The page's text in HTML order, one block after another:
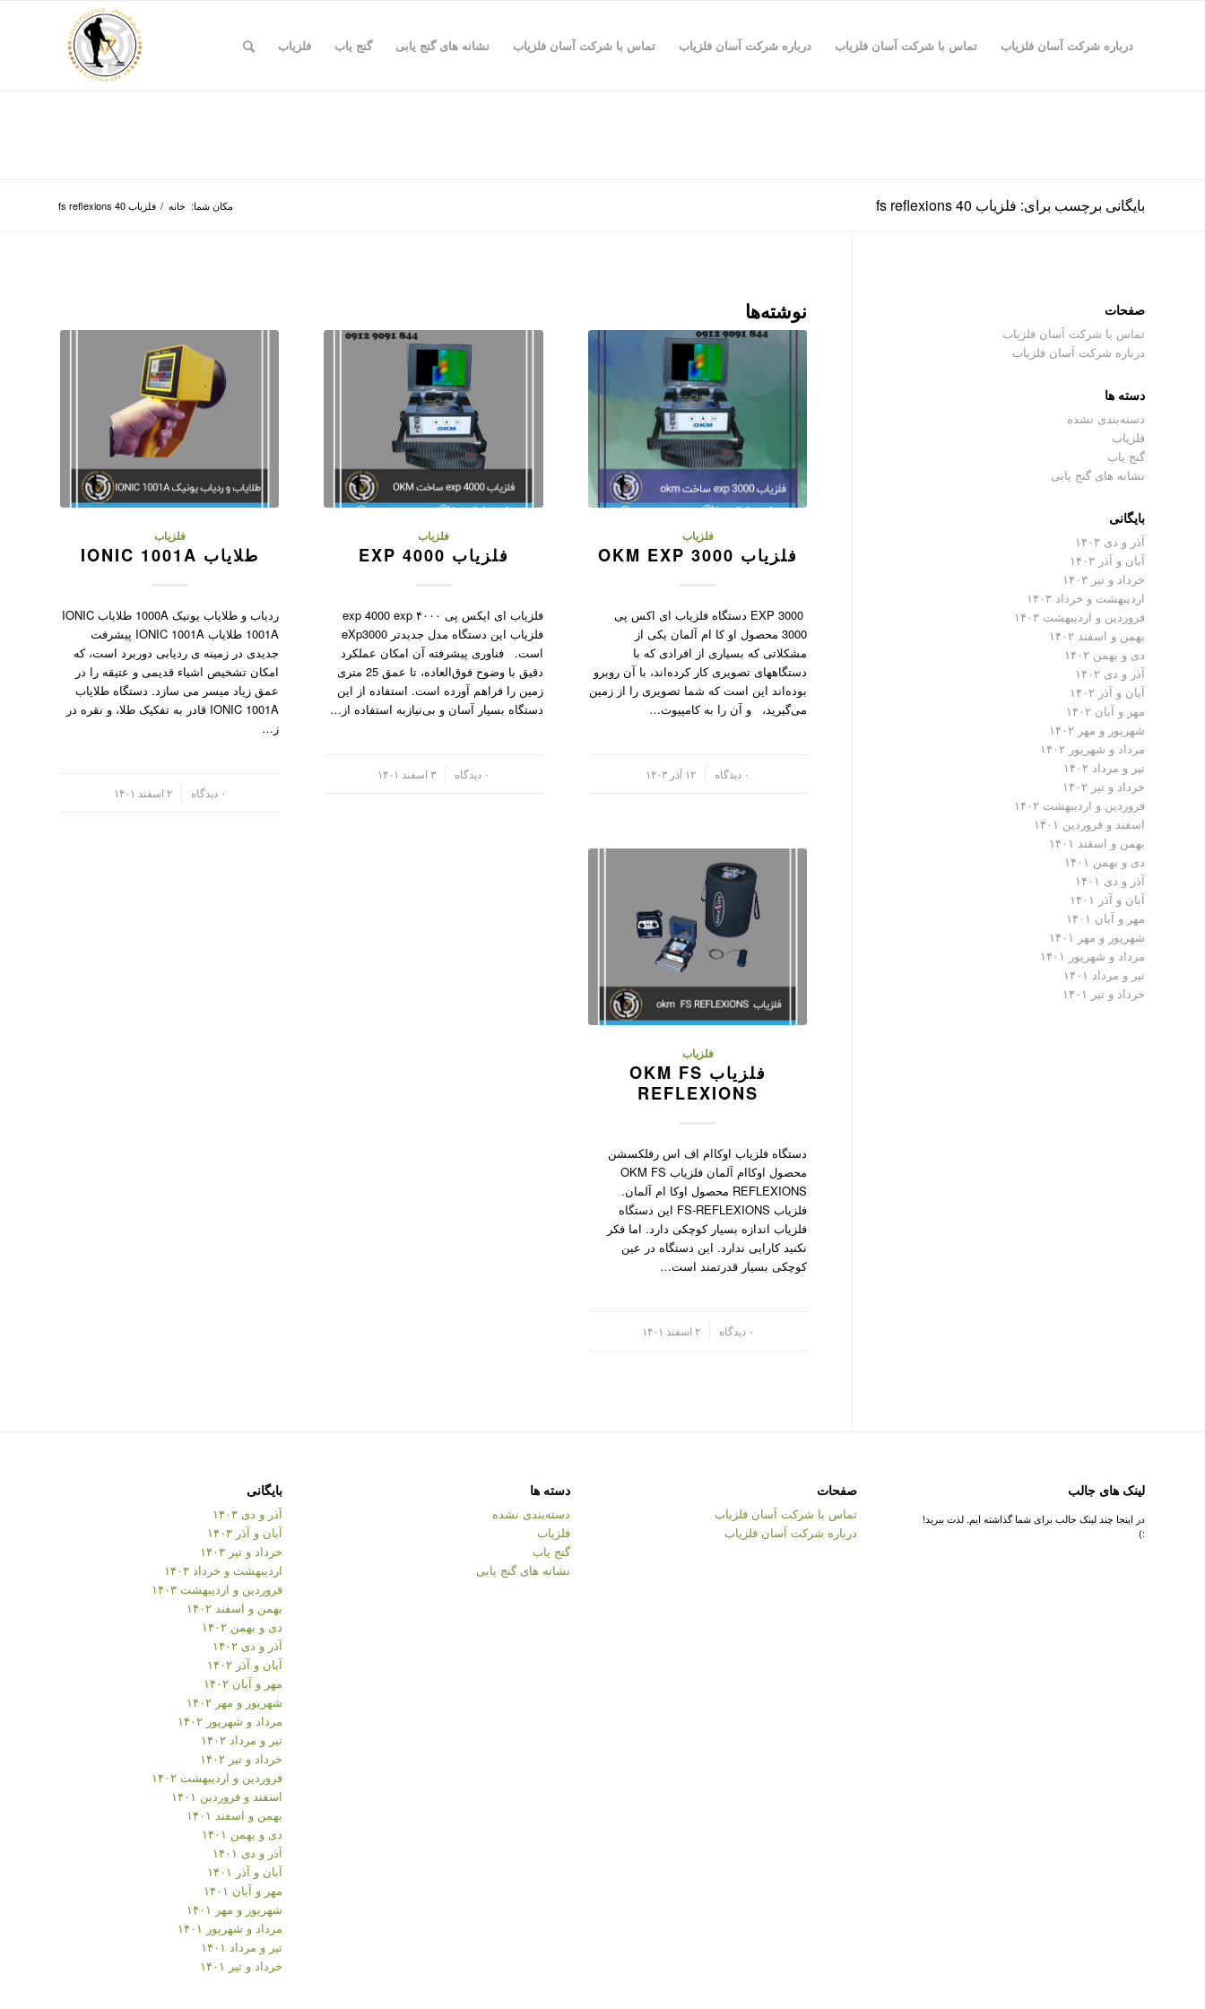
درباره شرکت آسان فلزیاب تماس با شرکت آسان فلزیاب درباره شرکت آسان فلزیاب تماس با شرکت آسان فلزیاب نشانه های گنج یابی گنج یاب فلزیاب
بایگانی برچسب برای: فلزیاب fs reflexions 40 مکان شما: خانه / فلزیاب fs reflexions 40
نوشته‌ها
فلزیاب
فلزیاب OKM EXP 3000
EXP 3000 دستگاه فلزیاب ای اکس پی
3000 محصول او کا ام آلمان یکی از
مشکلاتی که بسیاری از افرادی که با
دستگاههای تصویری کار کرده‌اند، با آن روبرو
بوده‌اند این است که شما تصویری را از زمین
می‌گیرید، و آن را به کامپیو‌ت…
۰ دیدگاه ۱۲ آذر ۱۴۰۳
فلزیاب
فلزیاب 4000 EXP
فلزیاب ای ایکس پی ۴۰۰۰ exp 4000 exp
فلزیاب این دستگاه مدل جدیدتر eXp3000
است. فناوری پیشرفته آن امکان عملکرد
دقیق با وضوح فوق‌العاده، تا عمق 25 متری
زمین را فراهم آورده است. استفاده از این
دستگاه بسیار آسان و بی‌نیازبه استفاده از…
۰ دیدگاه ۳ اسفند ۱۴۰۱
فلزیاب
طلایاب IONIC 1001A
ردیاب و طلایاب یونیک 1000A طلایاب IONIC
1001A طلایاب IONIC 1001A پیشرفت
جدیدی در زمینه ی ردیابی دوربرد است، که
امکان تشخیص اشیاء قدیمی و عتیقه را در
عمق زیاد میسر می سازد. دستگاه طلایاب
IONIC 1001A قادر به تفکیک طلا، و نقره در
ز…
۰ دیدگاه ۲ اسفند ۱۴۰۱
فلزیاب
فلزیاب OKM FS
REFLEXIONS
دستگاه فلزیاب اوکاام اف اس رفلکسشن
محصول اوکاام آلمان فلزیاب OKM FS
REFLEXIONS محصول اوکا ام آلمان.
فلزیاب FS-REFLEXIONS این دستگاه
فلزیاب اندازه بسیار کوچکی دارد. اما فکر
نکنید کارایی ندارد. این دستگاه در عین
کوچکی بسیار قدرتمند است…
۰ دیدگاه ۲ اسفند ۱۴۰۱
صفحات
تماس با شرکت آسان فلزیاب
درباره شرکت آسان فلزیاب
دسته ها
دسته‌بندی نشده
فلزیاب
گنج یاب
نشانه های گنج یابی
بایگانی
آذر و دی ۱۴۰۳
آبان و آذر ۱۴۰۳
خرداد و تیر ۱۴۰۳
اردیبهشت و خرداد ۱۴۰۳
فروردین و اردیبهشت ۱۴۰۳
بهمن و اسفند ۱۴۰۲
دی و بهمن ۱۴۰۲
آذر و دی ۱۴۰۲
آبان و آذر ۱۴۰۲
مهر و آبان ۱۴۰۲
شهریور و مهر ۱۴۰۲
مرداد و شهریور ۱۴۰۲
تیر و مرداد ۱۴۰۲
خرداد و تیر ۱۴۰۲
فروردین و اردیبهشت ۱۴۰۲
اسفند و فروردین ۱۴۰۱
بهمن و اسفند ۱۴۰۱
دی و بهمن ۱۴۰۱
آذر و دی ۱۴۰۱
آبان و آذر ۱۴۰۱
مهر و آبان ۱۴۰۱
شهریور و مهر ۱۴۰۱
مرداد و شهریور ۱۴۰۱
تیر و مرداد ۱۴۰۱
خرداد و تیر ۱۴۰۱
لینک های جالب
در اینجا چند لینک جالب برای شما گذاشته ایم. لذت ببرید!
:)
صفحات
تماس با شرکت آسان فلزیاب
درباره شرکت آسان فلزیاب
دسته ها
دسته‌بندی نشده
فلزیاب
گنج یاب
نشانه های گنج یابی
بایگانی
آذر و دی ۱۴۰۳
آبان و آذر ۱۴۰۳
خرداد و تیر ۱۴۰۳
اردیبهشت و خرداد ۱۴۰۳
فروردین و اردیبهشت ۱۴۰۳
بهمن و اسفند ۱۴۰۲
دی و بهمن ۱۴۰۲
آذر و دی ۱۴۰۲
آبان و آذر ۱۴۰۲
مهر و آبان ۱۴۰۲
شهریور و مهر ۱۴۰۲
مرداد و شهریور ۱۴۰۲
تیر و مرداد ۱۴۰۲
خرداد و تیر ۱۴۰۲
فروردین و اردیبهشت ۱۴۰۲
اسفند و فروردین ۱۴۰۱
بهمن و اسفند ۱۴۰۱
دی و بهمن ۱۴۰۱
آذر و دی ۱۴۰۱
آبان و آذر ۱۴۰۱
مهر و آبان ۱۴۰۱
شهریور و مهر ۱۴۰۱
مرداد و شهریور ۱۴۰۱
تیر و مرداد ۱۴۰۱
خرداد و تیر ۱۴۰۱